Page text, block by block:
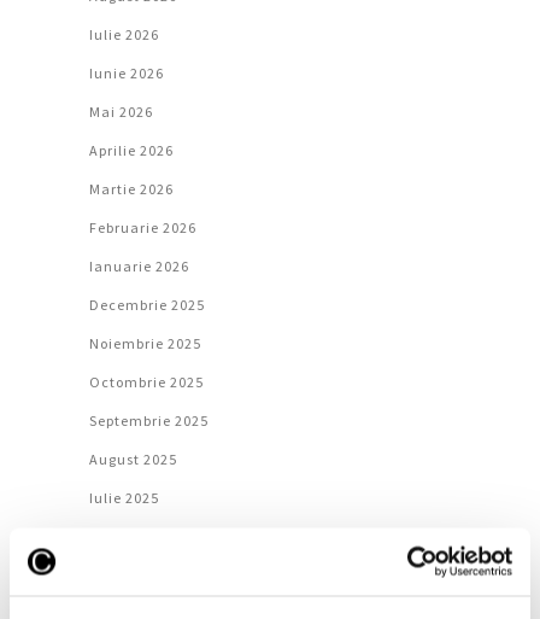
Iulie 2026
Iunie 2026
Mai 2026
Aprilie 2026
Martie 2026
Februarie 2026
Ianuarie 2026
Decembrie 2025
Noiembrie 2025
Octombrie 2025
Septembrie 2025
August 2025
Iulie 2025